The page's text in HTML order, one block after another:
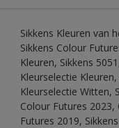
Sikkens Kleuren van
Sikkens Colour
Kleuren, Sikkens
Kleurselectie
Kleurselectie Witten,
Colour Futures 2023,
Futures 2019,